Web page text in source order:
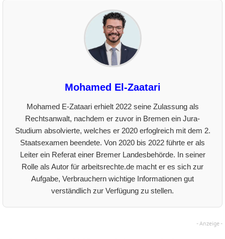
Mohamed El-Zaatari
Mohamed E-Zataari erhielt 2022 seine Zulassung als
Rechtsanwalt, nachdem er zuvor in Bremen ein Jura-
Studium absolvierte, welches er 2020 erfoglreich mit dem 2.
Staatsexamen beendete. Von 2020 bis 2022 führte er als
Leiter ein Referat einer Bremer Landesbehörde. In seiner
Rolle als Autor für arbeitsrechte.de macht er es sich zur
Aufgabe, Verbrauchern wichtige Informationen gut
verständlich zur Verfügung zu stellen.